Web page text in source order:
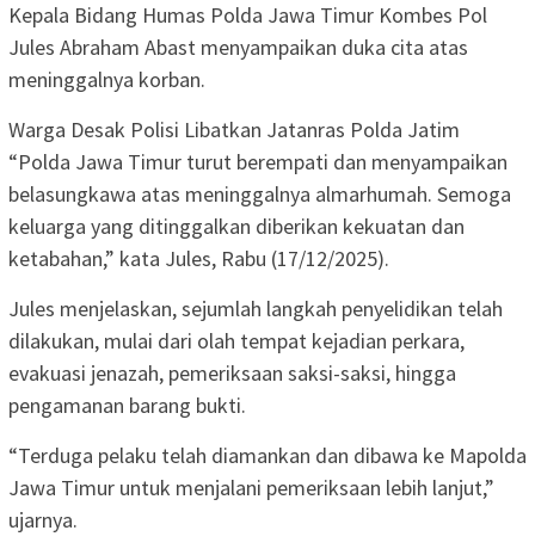
Kepala Bidang Humas Polda Jawa Timur Kombes Pol
Jules Abraham Abast menyampaikan duka cita atas
meninggalnya korban.
Warga Desak Polisi Libatkan Jatanras Polda Jatim
“Polda Jawa Timur turut berempati dan menyampaikan
belasungkawa atas meninggalnya almarhumah. Semoga
keluarga yang ditinggalkan diberikan kekuatan dan
ketabahan,” kata Jules, Rabu (17/12/2025).
Jules menjelaskan, sejumlah langkah penyelidikan telah
dilakukan, mulai dari olah tempat kejadian perkara,
evakuasi jenazah, pemeriksaan saksi-saksi, hingga
pengamanan barang bukti.
“Terduga pelaku telah diamankan dan dibawa ke Mapolda
Jawa Timur untuk menjalani pemeriksaan lebih lanjut,”
ujarnya.